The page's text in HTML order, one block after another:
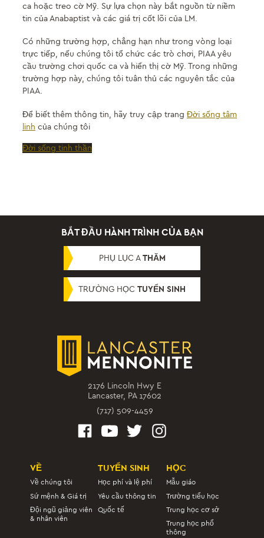
ca hoặc treo cờ Mỹ. Sự lựa chọn này bắt nguồn từ niềm
tin của Anabaptist và các giá trị cốt lõi của LM.
Có những trường hợp, chẳng hạn như trong vòng loại
trực tiếp, nếu chúng tôi tổ chức các trò chơi, PIAA yêu
cầu trường chơi quốc ca và hiển thị cờ Mỹ. Trong những
trường hợp này, chúng tôi tuân thủ các nguyên tắc của
PIAA.
Để biết thêm thông tin, hãy truy cập trang Đời sống tâm
linh của chúng tôi
Đời sống tinh thần
BẮT ĐẦU HÀNH TRÌNH CỦA BẠN
PHỤ LỤC A THĂM
TRƯỜNG HỌC TUYỂN SINH
2176 Lincoln Hwy E
Lancaster, PA 17602
(717) 509-4459
VỀ
Về chúng tôi
Sứ mệnh & Giá trị
Đội ngũ giảng viên
& nhân viên
TUYỂN SINH
Học phí và lệ phí
Yêu cầu thông tin
Quốc tế
HỌC
Mẫu giáo
Trường tiểu học
Trung học cơ sở
Trung học phổ
thông